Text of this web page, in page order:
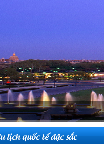
lịch quốc tế đặc sắc